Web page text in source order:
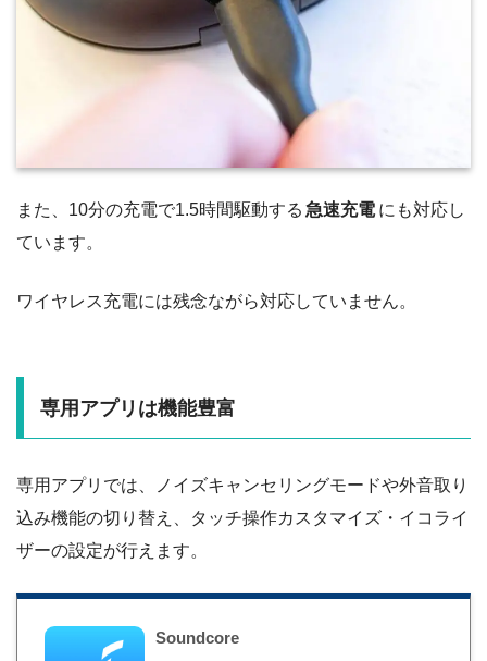
また、10分の充電で1.5時間駆動する 急速充電 にも対応し
ています。
ワイヤレス充電には残念ながら対応していません。
専用アプリは機能豊富
専用アプリでは、ノイズキャンセリングモードや外音取り
込み機能の切り替え、タッチ操作カスタマイズ・イコライ
ザーの設定が行えます。
Soundcore